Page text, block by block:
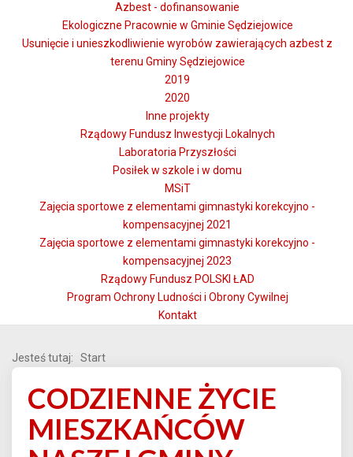
Azbest - dofinansowanie
Ekologiczne Pracownie w Gminie Sędziejowice
Usunięcie i unieszkodliwienie wyrobów zawierających azbest z
terenu Gminy Sędziejowice
2019
2020
Inne projekty
Rządowy Fundusz Inwestycji Lokalnych
Laboratoria Przyszłości
Posiłek w szkole i w domu
MSiT
Zajęcia sportowe z elementami gimnastyki korekcyjno -
kompensacyjnej 2021
Zajęcia sportowe z elementami gimnastyki korekcyjno -
kompensacyjnej 2023
Rządowy Fundusz POLSKI ŁAD
Program Ochrony Ludności i Obrony Cywilnej
Kontakt
Jesteś tutaj: Start
CODZIENNE ŻYCIE
MIESZKAŃCÓW